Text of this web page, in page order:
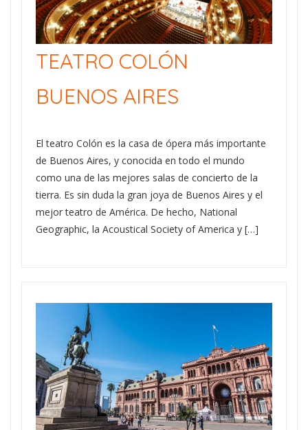
TEATRO COLÓN
BUENOS AIRES
El teatro Colón es la casa de ópera más importante
de Buenos Aires, y conocida en todo el mundo
como una de las mejores salas de concierto de la
tierra. Es sin duda la gran joya de Buenos Aires y el
mejor teatro de América. De hecho, National
Geographic, la Acoustical Society of America y […]